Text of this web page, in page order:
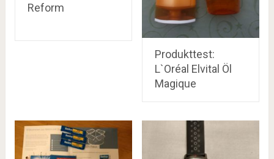
Reform
Produkttest:
L`Oréal Elvital Öl
Magique